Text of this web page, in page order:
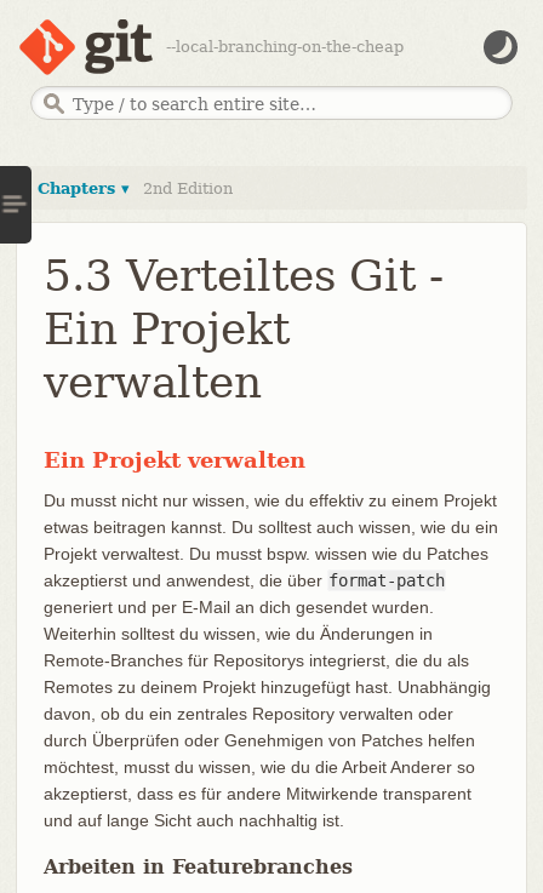
--local-branching-on-the-cheap
Chapters ▾ 2nd Edition
5.3 Verteiltes Git -
Ein Projekt
verwalten
Ein Projekt verwalten
Du musst nicht nur wissen, wie du effektiv zu einem Projekt
etwas beitragen kannst. Du solltest auch wissen, wie du ein
Projekt verwaltest. Du musst bspw. wissen wie du Patches
akzeptierst und anwendest, die über format-patch
generiert und per E-Mail an dich gesendet wurden.
Weiterhin solltest du wissen, wie du Änderungen in
Remote-Branches für Repositorys integrierst, die du als
Remotes zu deinem Projekt hinzugefügt hast. Unabhängig
davon, ob du ein zentrales Repository verwalten oder
durch Überprüfen oder Genehmigen von Patches helfen
möchtest, musst du wissen, wie du die Arbeit Anderer so
akzeptierst, dass es für andere Mitwirkende transparent
und auf lange Sicht auch nachhaltig ist.
Arbeiten in Featurebranches